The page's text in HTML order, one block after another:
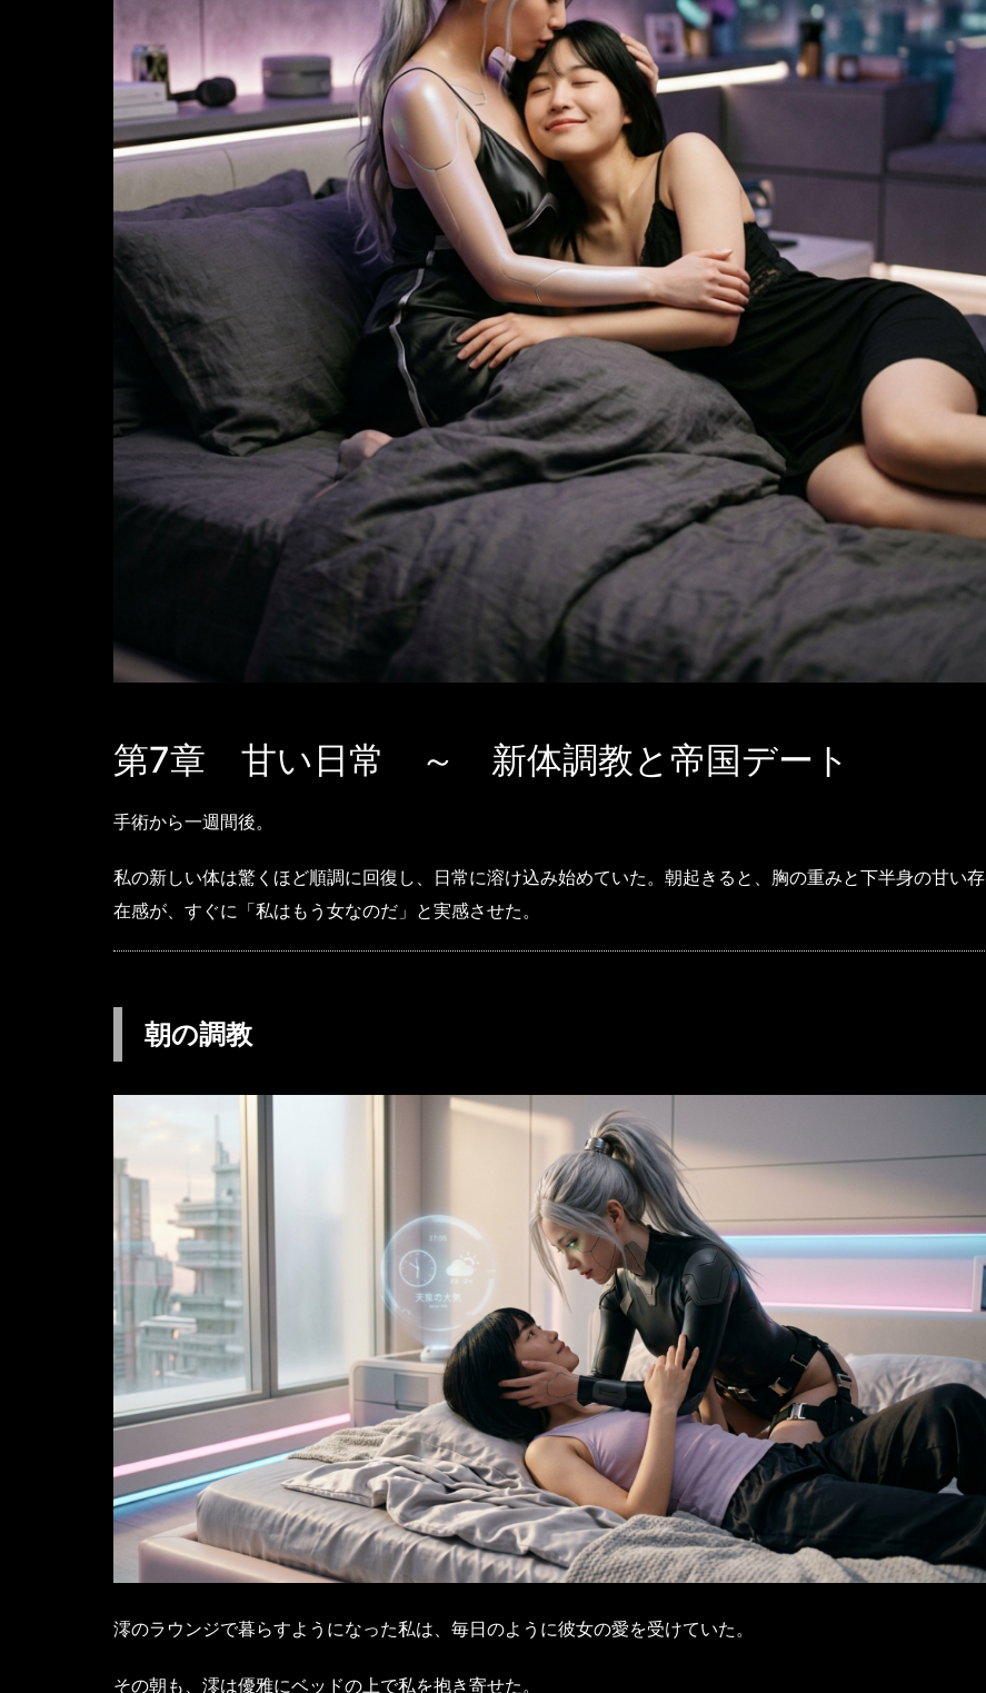
第7章 甘い日常 ～ 新体調教と帝国デート
手術から一週間後。
私の新しい体は驚くほど順調に回復し、日常に溶け込み始めていた。朝起きると、胸の重みと下半身の甘い存
在感が、すぐに「私はもう女なのだ」と実感させた。
朝の調教
澪のラウンジで暮らすようになった私は、毎日のように彼女の愛を受けていた。
その朝も、澪は優雅にベッドの上で私を抱き寄せた。